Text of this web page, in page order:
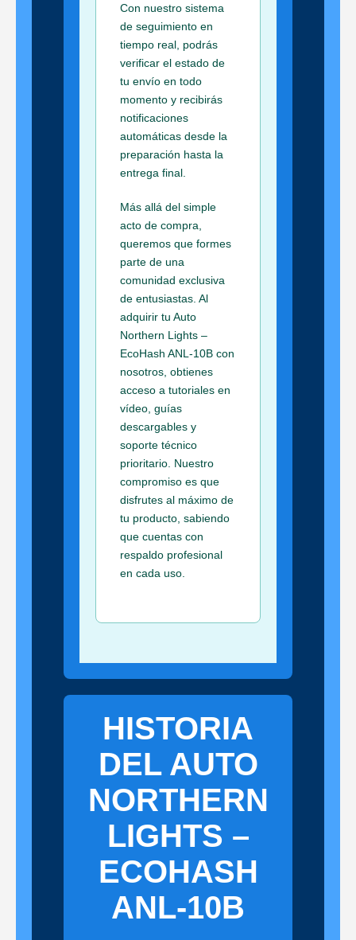
Con nuestro sistema
de seguimiento en
tiempo real, podrás
verificar el estado de
tu envío en todo
momento y recibirás
notificaciones
automáticas desde la
preparación hasta la
entrega final.
Más allá del simple
acto de compra,
queremos que formes
parte de una
comunidad exclusiva
de entusiastas. Al
adquirir tu Auto
Northern Lights –
EcoHash ANL-10B con
nosotros, obtienes
acceso a tutoriales en
vídeo, guías
descargables y
soporte técnico
prioritario. Nuestro
compromiso es que
disfrutes al máximo de
tu producto, sabiendo
que cuentas con
respaldo profesional
en cada uso.
HISTORIA
DEL AUTO
NORTHERN
LIGHTS –
ECOHASH
ANL-10B